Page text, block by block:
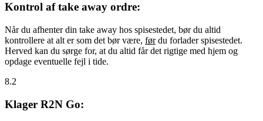
Kontrol af take away ordre:
Når du afhenter din take away hos spisestedet, bør du altid
kontrollere at alt er som det bør være, førdu forlader spisestedet.
Herved kan du sørge for, at du altid får det rigtige med hjem og
opdage eventuelle fejl i tide.
8.2
Klager R2N Go: